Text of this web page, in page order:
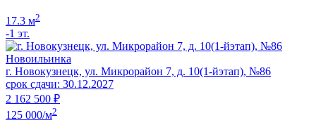
17.3 м2
-1 эт.
Новоильинка
г. Новокузнецк, ул. Микрорайон 7, д. 10(1-йэтап), №86
срок сдачи: 30.12.2027
2 162 500 ₽
125 000/м2